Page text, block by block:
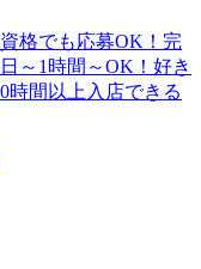
格でも応募OK！完
～1時間～OK！好き
時間以上入店できる